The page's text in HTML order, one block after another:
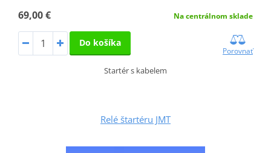
69,00 € Na centrálnom sklade
Do košíka
Porovnať
Startér s kabelem
Relé štartéru JMT